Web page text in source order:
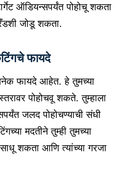
ऑडियन्सपर्यंत पोहोचू शकता
जोडू शकता.
फायदे
फायदे आहेत. हे तुमच्या
पोहोचवू शकते. तुम्हाला
जलद पोहोचण्याची संधी
मदतीने तुम्ही तुमच्या
शकता आणि त्यांच्या गरजा